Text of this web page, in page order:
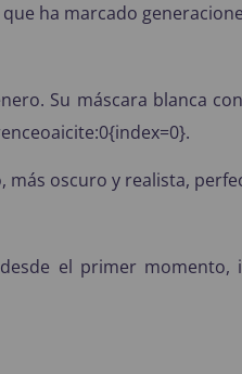
ha marcado
Su máscara blanca
más oscuro y realista,
el primer